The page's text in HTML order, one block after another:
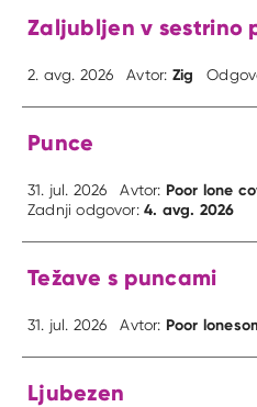
Zaljubljen v sestrino
2. avg. 2026 Avtor: Zig
Punce
31. jul. 2026 Avtor: Poor lone
Zadnji odgovor:4. avg. 2026
Težave s puncami
31. jul. 2026 Avtor: Poor
Ljubezen